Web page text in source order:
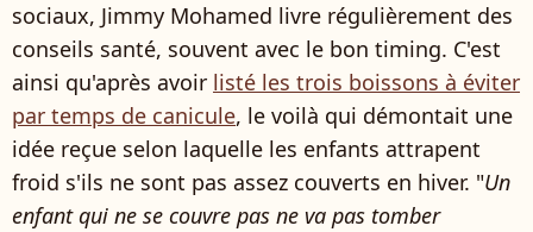
sociaux, Jimmy Mohamed livre régulièrement des
conseils santé, souvent avec le bon timing. C'est
ainsi qu'après avoir listé les trois boissons à éviter
par temps de canicule, le voilà qui démontait une
idée reçue selon laquelle les enfants attrapent
froid s'ils ne sont pas assez couverts en hiver. "Un
enfant qui ne se couvre pas ne va pas tomber